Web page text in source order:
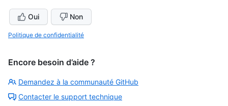
Oui Non
Politique de confidentialité
Encore besoin d’aide ?
Demandez à la communauté GitHub
Contacter le support technique